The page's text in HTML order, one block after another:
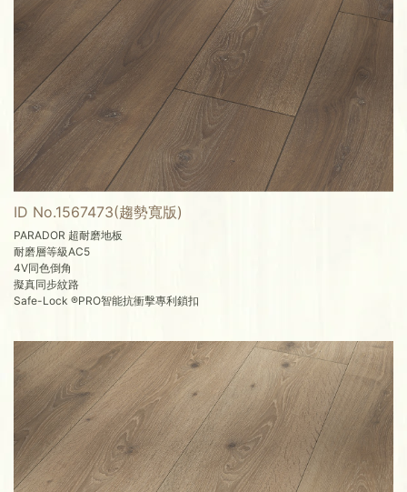
ID No.1567473(趨勢寬版)
PARADOR 超耐磨地板
耐磨層等級AC5
4V同色倒角
擬真同步紋路
Safe-Lock ®PRO智能抗衝擊專利鎖扣